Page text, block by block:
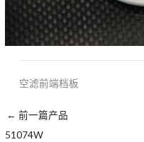
空滤前端档板
← 前一篇产品
51074W